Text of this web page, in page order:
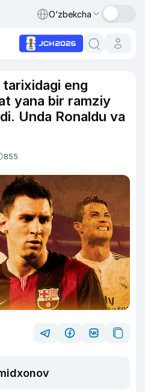
O‘zbekcha
eng
yana bir ramziy
Unda Ronaldu va
855